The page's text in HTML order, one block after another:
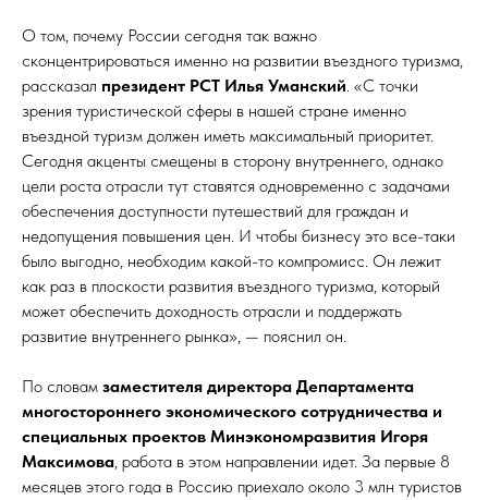
О том, почему России сегодня так важно
сконцентрироваться именно на развитии въездного туризма,
рассказал президент РСТ Илья Уманский. «С точки
зрения туристической сферы в нашей стране именно
въездной туризм должен иметь максимальный приоритет.
Сегодня акценты смещены в сторону внутреннего, однако
цели роста отрасли тут ставятся одновременно с задачами
обеспечения доступности путешествий для граждан и
недопущения повышения цен. И чтобы бизнесу это все-таки
было выгодно, необходим какой-то компромисс. Он лежит
как раз в плоскости развития въездного туризма, который
может обеспечить доходность отрасли и поддержать
развитие внутреннего рынка», — пояснил он.
По словам заместителя директора Департамента
многостороннего экономического сотрудничества и
специальных проектов Минэкономразвития Игоря
Максимова, работа в этом направлении идет. За первые 8
месяцев этого года в Россию приехало около 3 млн туристов